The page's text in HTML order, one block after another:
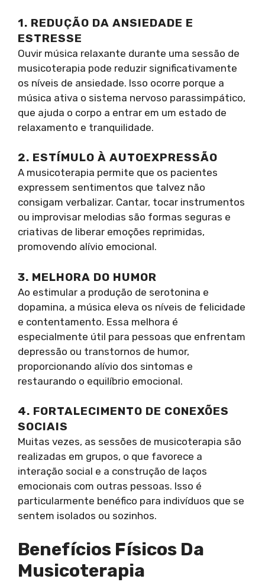
1. REDUÇÃO DA ANSIEDADE E
ESTRESSE
Ouvir música relaxante durante uma sessão de
musicoterapia pode reduzir significativamente
os níveis de ansiedade. Isso ocorre porque a
música ativa o sistema nervoso parassimpático,
que ajuda o corpo a entrar em um estado de
relaxamento e tranquilidade.
2. ESTÍMULO À AUTOEXPRESSÃO
A musicoterapia permite que os pacientes
expressem sentimentos que talvez não
consigam verbalizar. Cantar, tocar instrumentos
ou improvisar melodias são formas seguras e
criativas de liberar emoções reprimidas,
promovendo alívio emocional.
3. MELHORA DO HUMOR
Ao estimular a produção de serotonina e
dopamina, a música eleva os níveis de felicidade
e contentamento. Essa melhora é
especialmente útil para pessoas que enfrentam
depressão ou transtornos de humor,
proporcionando alívio dos sintomas e
restaurando o equilíbrio emocional.
4. FORTALECIMENTO DE CONEXÕES
SOCIAIS
Muitas vezes, as sessões de musicoterapia são
realizadas em grupos, o que favorece a
interação social e a construção de laços
emocionais com outras pessoas. Isso é
particularmente benéfico para indivíduos que se
sentem isolados ou sozinhos.
Benefícios Físicos Da
Musicoterapia